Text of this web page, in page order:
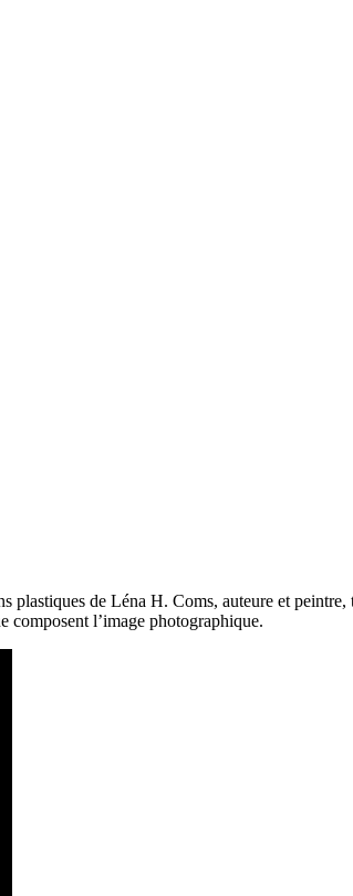
plastiques de Léna H. Coms, auteure et
composent l’image photographique.